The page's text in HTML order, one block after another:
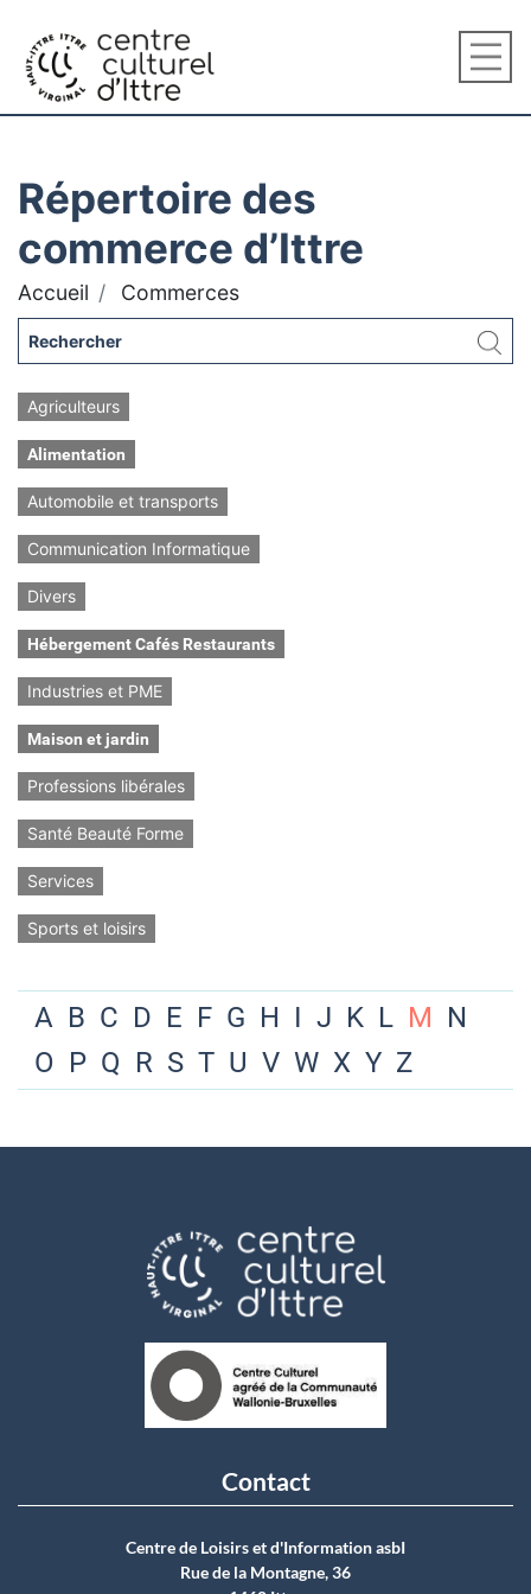
Répertoire des
commerce d’Ittre
Accueil Commerces
Agriculteurs
Alimentation
Automobile et transports
Communication Informatique
Divers
Hébergement Cafés Restaurants
Industries et PME
Maison et jardin
Professions libérales
Santé Beauté Forme
Services
Sports et loisirs
A B C D E F G H I J K L M N
O P Q R S T U V W X Y Z
Contact
Centre de Loisirs et d'Information asbI
Rue de la Montagne, 36